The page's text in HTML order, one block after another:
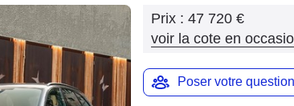
Prix : 47 720 €
voir la cote en
Poser votre